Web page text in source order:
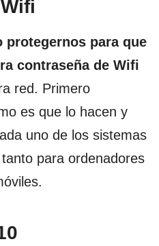
protegernos para que
contraseña de Wifi
red. Primero
es que lo hacen y
uno de los sistemas
para ordenadores